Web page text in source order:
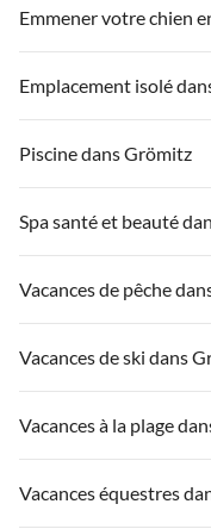
Emmener votre chien
Emplacement isolé
Piscine dans Grömitz
Spa santé et beauté
Vacances de pêche
Vacances de ski dans
Vacances à la plage
Vacances équestres